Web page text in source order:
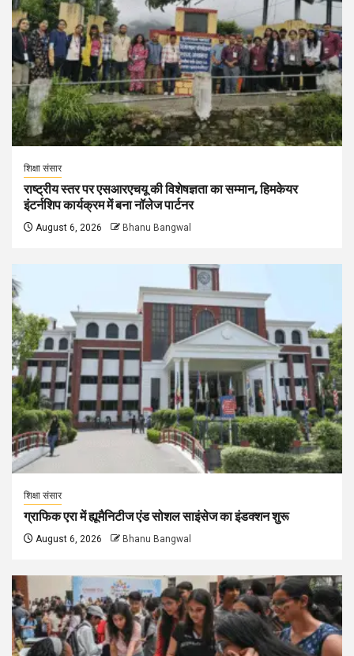
शिक्षा संसार
राष्ट्रीय स्तर पर एसआरएचयू की विशेषज्ञता का सम्मान, हिमकेयर
इंटर्नशिप कार्यक्रम में बना नॉलेज पार्टनर
August 6, 2026 Bhanu Bangwal
शिक्षा संसार
ग्राफिक एरा में ह्यूमैनिटीज एंड सोशल साइंसेज का इंडक्शन शुरू
August 6, 2026 Bhanu Bangwal